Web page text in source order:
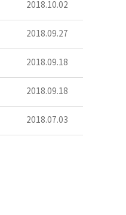
2018.10.02
2018.09.27
2018.09.18
2018.09.18
2018.07.03